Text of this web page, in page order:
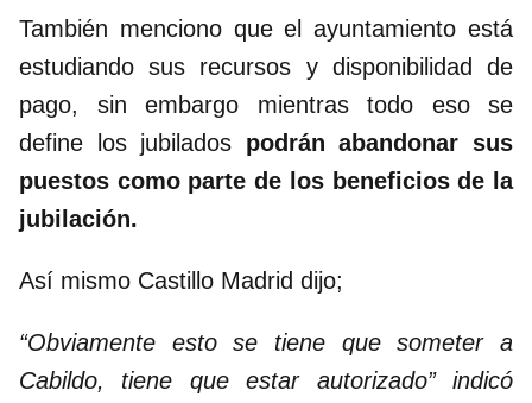
También menciono que el ayuntamiento está
estudiando sus recursos y disponibilidad de
pago, sin embargo mientras todo eso se
define los jubilados podrán abandonar sus
puestos como parte de los beneficios de la
jubilación.
Así mismo Castillo Madrid dijo;
“Obviamente esto se tiene que someter a
Cabildo, tiene que estar autorizado” indicó